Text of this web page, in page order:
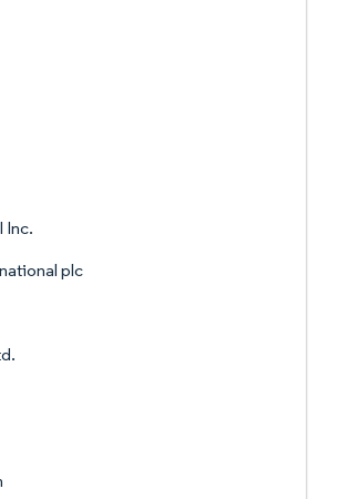
Inc.
plc